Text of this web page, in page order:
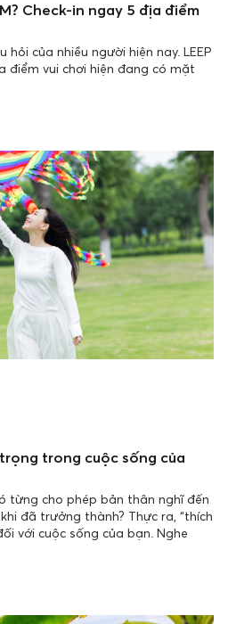
Check-in ngay 5 địa điểm
hỏi của nhiều người hiện nay. LEEP
điểm vui chơi hiện đang có mặt
trong cuộc sống của
từng cho phép bản thân nghĩ đến
đã trưởng thành? Thực ra, “thích
với cuộc sống của bạn. Nghe